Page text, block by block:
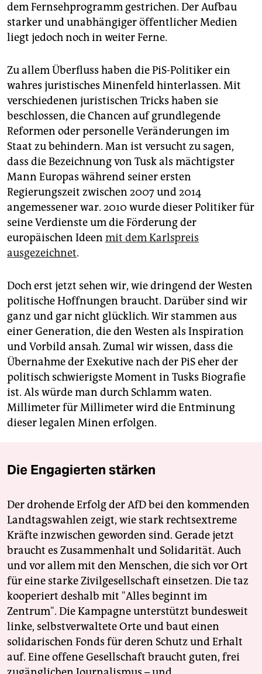
dem Fernsehprogramm gestrichen. Der Aufbau
starker und unabhängiger öffentlicher Medien
liegt jedoch noch in weiter Ferne.
Zu allem Überfluss haben die PiS-Politiker ein
wahres juristisches Minenfeld hinterlassen. Mit
verschiedenen juristischen Tricks haben sie
beschlossen, die Chancen auf grundlegende
Reformen oder personelle Veränderungen im
Staat zu behindern. Man ist versucht zu sagen,
dass die Bezeichnung von Tusk als mächtigster
Mann Europas während seiner ersten
Regierungszeit zwischen 2007 und 2014
angemessener war. 2010 wurde dieser Politiker für
seine Verdienste um die Förderung der
europäischen Ideen mit dem Karlspreis
ausgezeichnet.
Doch erst jetzt sehen wir, wie dringend der Westen
politische Hoffnungen braucht. Darüber sind wir
ganz und gar nicht glücklich. Wir stammen aus
einer Generation, die den Westen als Inspiration
und Vorbild ansah. Zumal wir wissen, dass die
Übernahme der Exekutive nach der PiS eher der
politisch schwierigste Moment in Tusks Biografie
ist. Als würde man durch Schlamm waten.
Millimeter für Millimeter wird die Entminung
dieser legalen Minen erfolgen.
Die Engagierten stärken
Der drohende Erfolg der AfD bei den kommenden
Landtagswahlen zeigt, wie stark rechtsextreme
Kräfte inzwischen geworden sind. Gerade jetzt
braucht es Zusammenhalt und Solidarität. Auch
und vor allem mit den Menschen, die sich vor Ort
für eine starke Zivilgesellschaft einsetzen. Die taz
kooperiert deshalb mit "Alles beginnt im
Zentrum". Die Kampagne unterstützt bundesweit
linke, selbstverwaltete Orte und baut einen
solidarischen Fonds für deren Schutz und Erhalt
auf. Eine offene Gesellschaft braucht guten, frei